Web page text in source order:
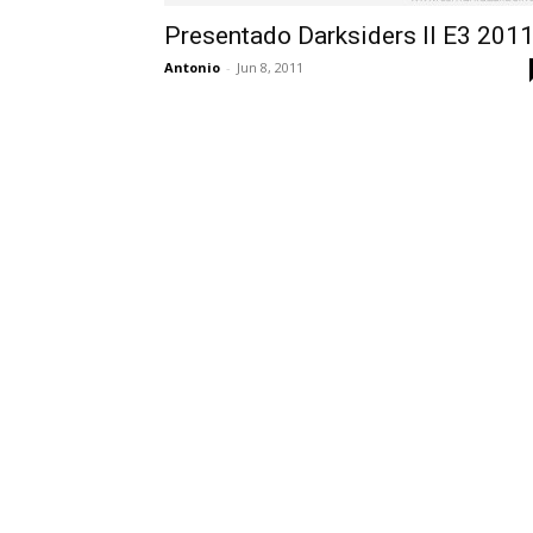
Presentado Darksiders II E3 2011
Antonio - Jun 8, 2011